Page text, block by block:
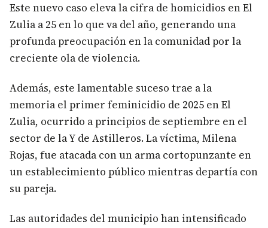
Este nuevo caso eleva la cifra de homicidios en El
Zulia a 25 en lo que va del año, generando una
profunda preocupación en la comunidad por la
creciente ola de violencia.
Además, este lamentable suceso trae a la
memoria el primer feminicidio de 2025 en El
Zulia, ocurrido a principios de septiembre en el
sector de la Y de Astilleros. La víctima, Milena
Rojas, fue atacada con un arma cortopunzante en
un establecimiento público mientras departía con
su pareja.
Las autoridades del municipio han intensificado